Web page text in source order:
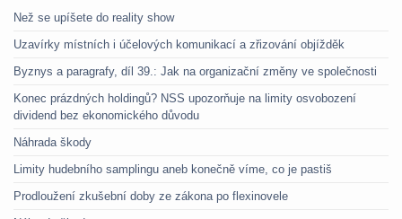
Než se upíšete do reality show
Uzavírky místních i účelových komunikací a zřizování objížděk
Byznys a paragrafy, díl 39.: Jak na organizační změny ve společnosti
Konec prázdných holdingů? NSS upozorňuje na limity osvobození
dividend bez ekonomického důvodu
Náhrada škody
Limity hudebního samplingu aneb konečně víme, co je pastiš
Prodloužení zkušební doby ze zákona po flexinovele